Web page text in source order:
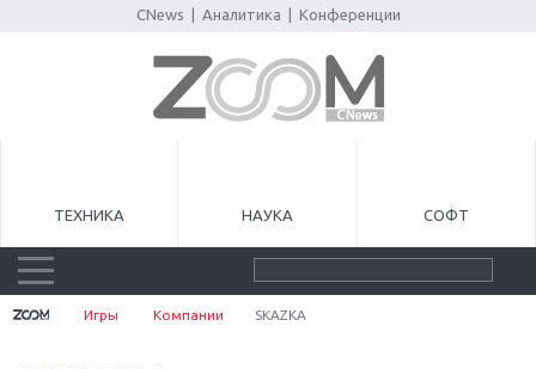
CNews Аналитика Конференции
ТЕХНИКА НАУКА СОФТ
Игры Компании SKAZKA